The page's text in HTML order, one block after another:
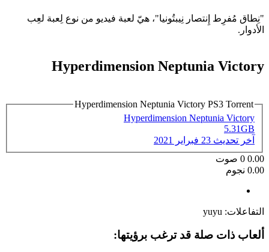
"نِطاق مُفرِط إِنتصار نِيبتُونيا"، هيّ لعبة فيديو من نوع لِعبة لعِب
الأدوار.
Hyperdimension Neptunia Victory
Hyperdimension Neptunia Victory PS3 Torrent
Hyperdimension Neptunia Victory
5.31GB
آخر تحديث 23 فبراير 2021
0.00
0 صوت
0.00 نجوم
التفاعلات: yuyu
ألعاب ذات صلة قد ترغب برؤيتها: